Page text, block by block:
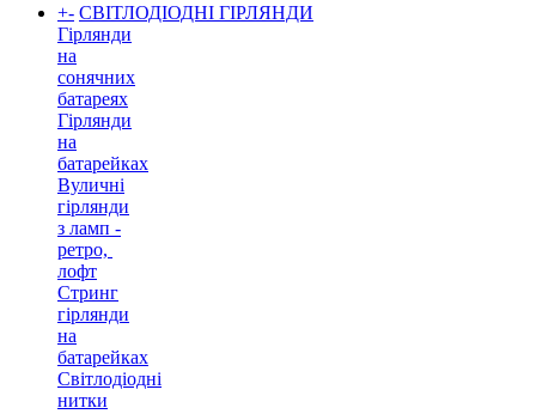
+- СВІТЛОДІОДНІ ГІРЛЯНДИ
Гірлянди
на
сонячних
батареях
Гірлянди
на
батарейках
Вуличні
гірлянди
з ламп -
ретро, ​​
лофт
Стринг
гірлянди
на
батарейках
Світлодіодні
нитки